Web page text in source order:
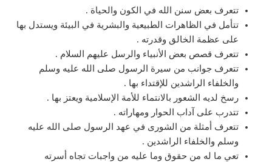
تتعرف بعض سنن الله في الكون والحياة .
تتأمل في الظاهرات الطبيعية والبشرية في البيئة ويستدل بها
على عظمة الخالق وقدرته .
تتعرف قصص بعض الأنبياء والرسل عليهم السلام .
تتعرف جوانب من سيرة الرسول صلى الله عليه وسلم
والخلفاء الراشدين للإقتداء بها .
رسخ لديه الشعور بالانتماء للأمة الإسلامية ويعتز بها .
تتدرب على آداب الحوار ومهاراته .
تتعرف أمثلة من الشورى في عهد الرسول صلى الله عليه
وسلم والخلفاء الراشدين .
تعي ما له من حقوق وما عليه من واجبات تجاه أسرته